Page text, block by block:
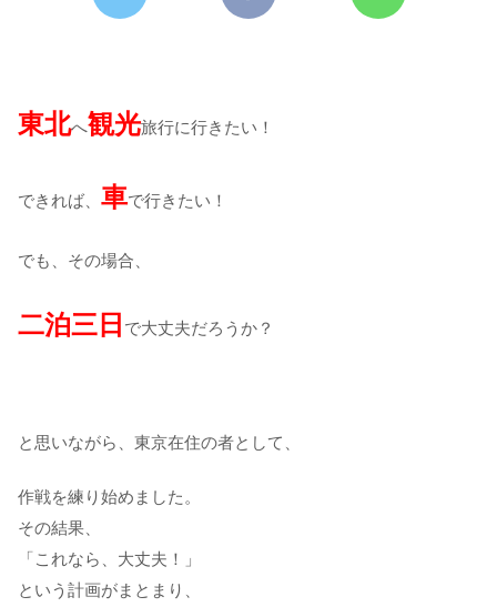
東北へ観光旅行に行きたい！
できれば、 車で行きたい！
でも、その場合、
二泊三日 で大丈夫だろうか？
と思いながら、東京在住の者として、
作戦を練り始めました。
その結果、
「これなら、大丈夫！」
という計画がまとまり、